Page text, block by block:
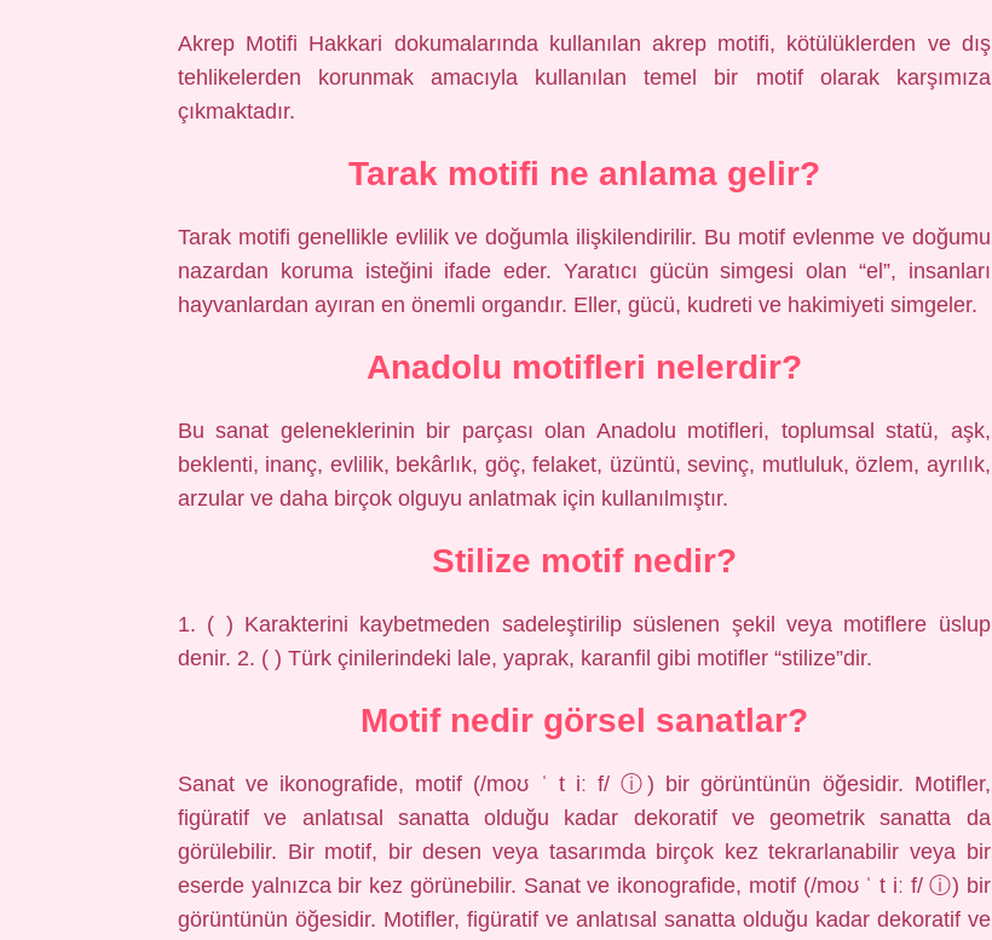
Akrep Motifi Hakkari dokumalarında kullanılan akrep motifi, kötülüklerden ve dış
tehlikelerden korunmak amacıyla kullanılan temel bir motif olarak karşımıza
çıkmaktadır.
Tarak motifi ne anlama gelir?
Tarak motifi genellikle evlilik ve doğumla ilişkilendirilir. Bu motif evlenme ve doğumu
nazardan koruma isteğini ifade eder. Yaratıcı gücün simgesi olan “el”, insanları
hayvanlardan ayıran en önemli organdır. Eller, gücü, kudreti ve hakimiyeti simgeler.
Anadolu motifleri nelerdir?
Bu sanat geleneklerinin bir parçası olan Anadolu motifleri, toplumsal statü, aşk,
beklenti, inanç, evlilik, bekârlık, göç, felaket, üzüntü, sevinç, mutluluk, özlem, ayrılık,
arzular ve daha birçok olguyu anlatmak için kullanılmıştır.
Stilize motif nedir?
1. ( ) Karakterini kaybetmeden sadeleştirilip süslenen şekil veya motiflere üslup
denir. 2. ( ) Türk çinilerindeki lale, yaprak, karanfil gibi motifler “stilize”dir.
Motif nedir görsel sanatlar?
Sanat ve ikonografide, motif (/moʊ ˈ t iː f/ ⓘ) bir görüntünün öğesidir. Motifler,
figüratif ve anlatısal sanatta olduğu kadar dekoratif ve geometrik sanatta da
görülebilir. Bir motif, bir desen veya tasarımda birçok kez tekrarlanabilir veya bir
eserde yalnızca bir kez görünebilir. Sanat ve ikonografide, motif (/moʊ ˈ t iː f/ ⓘ) bir
görüntünün öğesidir. Motifler, figüratif ve anlatısal sanatta olduğu kadar dekoratif ve